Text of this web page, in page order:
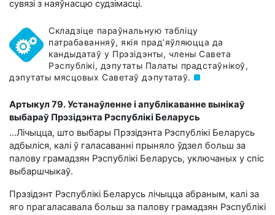
сувязі з наяўнасцю судзімасці.
Складзіце параўнальную табліцу
патрабаванняў, якія прад’яўляюцца да
кандыдатаў у Прэзідэнты, члены Савета
Рэспублікі, дэпутаты Палаты прадстаўнікоў,
дэпутаты мясцовых Саветаў дэпутатаў.
Артыкул 79. Устанаўленне і апублікаванне вынікаў
выбараў Прэзідэнта Рэспублікі Беларусь
…Лічыцца, што выбары Прэзідэнта Рэспублікі Беларусь
адбыліся, калі ў галасаванні прыняло ўдзел больш за
палову грамадзян Рэспублікі Беларусь, уключаных у спіс
выбаршчыкаў.
Прэзідэнт Рэспублікі Беларусь лічыцца абраным, калі за
яго прагаласавала больш за палову грамадзян Рэспублікі